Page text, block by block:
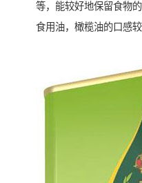
等，能较好地保留食物
食用油，橄榄油的口感